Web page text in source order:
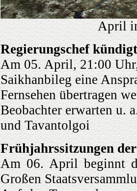
April
Regierungschef
Am 05. April, 21:00
Saikhanbileg eine
Fernsehen übertragen
Beobachter erwarten u.
und Tavantolgoi
Frühjahrssitzungen
Am 06. April beginnt
Großen